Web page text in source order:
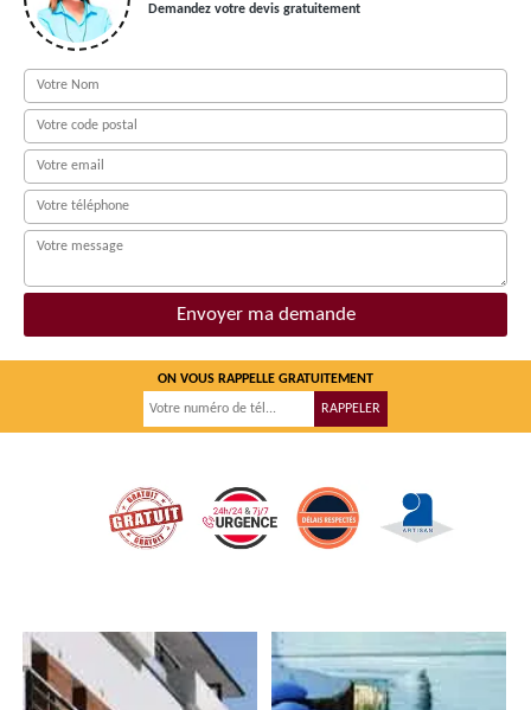
Demandez votre devis gratuitement
ON VOUS RAPPELLE GRATUITEMENT